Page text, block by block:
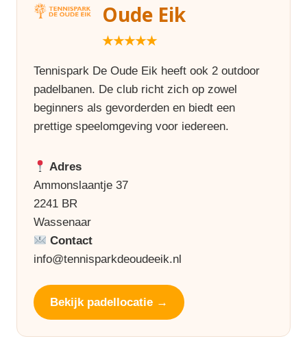
Oude Eik
★★★★★
Tennispark De Oude Eik heeft ook 2 outdoor
padelbanen. De club richt zich op zowel
beginners als gevorderden en biedt een
prettige speelomgeving voor iedereen.
Adres
Ammonslaantje 37
2241 BR
Wassenaar
Contact
info@tennisparkdeoudeeik.nl
Bekijk padellocatie →